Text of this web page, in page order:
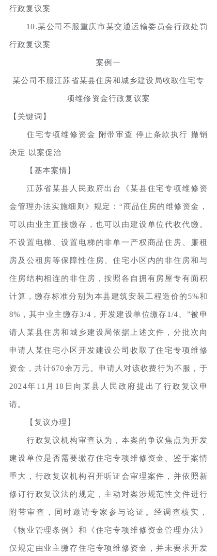
行政复议案
10.某公司不服重庆市某交通运输委员会行政处罚
行政复议案
案例一
某公司不服江苏省某县住房和城乡建设局收取住宅专
项维修资金行政复议案
【关键词】
住宅专项维修资金 附带审查 停止条款执行 撤销
决定 以案促治
【基本案情】
江苏省某县人民政府出台《某县住宅专项维修资
金管理办法实施细则》规定：“商品住房的维修资金，
可以由业主直接缴存，也可以由建设单位代收代缴。
不设置电梯、设置电梯的非单一产权商品住房、廉租
房及公租房等保障性住房、住宅小区内的非住房和与
住房结构相连的非住房，按照各自拥有房屋专有面积
计算，缴存标准分别为本县建筑安装工程造价的5%和
8%，其中业主缴存3/4，开发建设单位缴存1/4。”被申
请人某县住房和城乡建设局依据上述文件，分批次向
申请人某住宅小区开发建设公司收取了住宅专项维修
资金，共计670余万元。申请人对该收费行为不服，于
2024年11月18日向某县人民政府提出了行政复议申
请。
【复议办理】
行政复议机构审查认为，本案的争议焦点为开发
建设单位是否需要缴存住宅专项维修资金。鉴于案情
重大，行政复议机构召开听证会审理案件，并依照新
修订行政复议法的规定，主动对案涉规范性文件进行
附带审查，同时邀请专家参与论证。经调查核实，
《物业管理条例》和《住宅专项维修资金管理办法》
仅规定由业主缴存住宅专项维修资金，并未要求开发